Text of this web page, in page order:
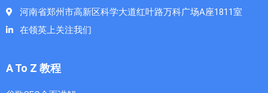
河南省郑州市高新区科学大道红叶路万科广场A座1811室
在领英上关注我们
A To Z 教程